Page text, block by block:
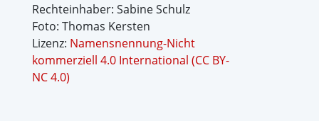
Rechteinhaber: Sabine Schulz
Foto: Thomas Kersten
Lizenz: Namensnennung-Nicht
kommerziell 4.0 International (CC BY-
NC 4.0)